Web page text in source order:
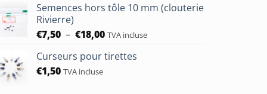
Semences hors tôle 10 mm (clouterie
Rivierre)
€7,50 – €18,00Plage
prix :
TVA incluse
Curseurs pour tirettes
€1,50 TVA incluse